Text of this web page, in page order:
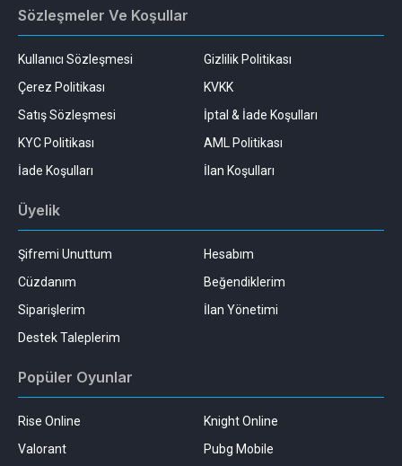
Sözleşmeler Ve Koşullar
Kullanıcı Sözleşmesi
Gizlilik Politikası
Çerez Politikası
KVKK
Satış Sözleşmesi
İptal & İade Koşulları
KYC Politikası
AML Politikası
İade Koşulları
İlan Koşulları
Üyelik
Şifremi Unuttum
Hesabım
Cüzdanım
Beğendiklerim
Siparişlerim
İlan Yönetimi
Destek Taleplerim
Popüler Oyunlar
Rise Online
Knight Online
Valorant
Pubg Mobile